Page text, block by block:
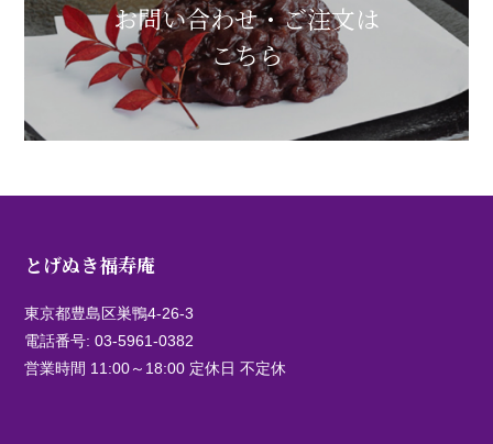
お問い合わせ・ご注文は
こちら
とげぬき福寿庵
東京都豊島区巣鴨4-26-3
電話番号:03-5961-0382
営業時間 11:00～18:00 定休日 不定休